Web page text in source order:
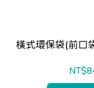
橫式環保袋(前口